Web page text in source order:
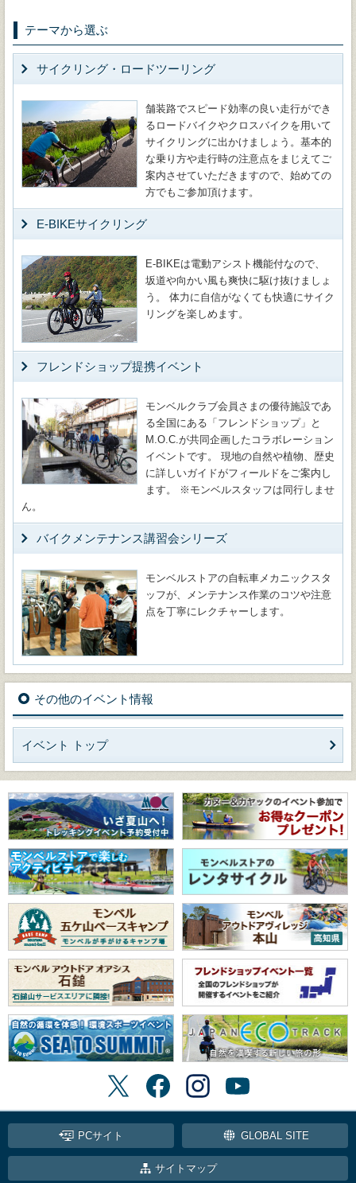
テーマから選ぶ
サイクリング・ロードツーリング
舗装路でスピード効率の良い走行ができ
るロードバイクやクロスバイクを用いて
サイクリングに出かけましょう。基本的
な乗り方や走行時の注意点をまじえてご
案内させていただきますので、始めての
方でもご参加頂けます。
E-BIKEサイクリング
E-BIKEは電動アシスト機能付なので、
坂道や向かい風も爽快に駆け抜けましょ
う。 体力に自信がなくても快適にサイク
リングを楽しめます。
フレンドショップ提携イベント
モンベルクラブ会員さまの優待施設であ
る全国にある「フレンドショップ」と
M.O.C.が共同企画したコラボレーション
イベントです。 現地の自然や植物、歴史
に詳しいガイドがフィールドをご案内し
ます。 ※モンベルスタッフは同行しませ
ん。
バイクメンテナンス講習会シリーズ
モンベルストアの自転車メカニックスタ
ッフが、メンテナンス作業のコツや注意
点を丁寧にレクチャーします。
その他のイベント情報
イベント トップ
PCサイト GLOBAL SITE
サイトマップ